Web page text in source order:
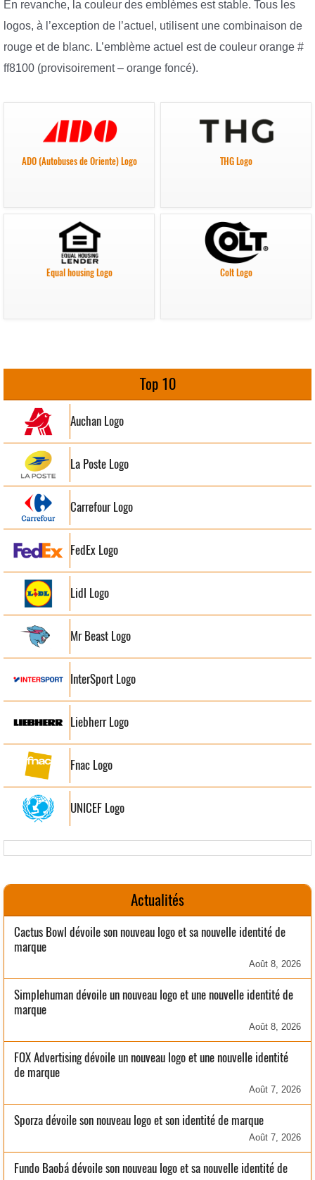
En revanche, la couleur des emblèmes est stable. Tous les
logos, à l’exception de l’actuel, utilisent une combinaison de
rouge et de blanc. L’emblème actuel est de couleur orange #
ff8100 (provisoirement – orange foncé).
ADO (Autobuses de Oriente) Logo THG Logo
Equal housing Logo Colt Logo
Top 10
Auchan Logo
La Poste Logo
Carrefour Logo
FedEx Logo
Lidl Logo
Mr Beast Logo
InterSport Logo
Liebherr Logo
Fnac Logo
UNICEF Logo
Actualités
Cactus Bowl dévoile son nouveau logo et sa nouvelle identité de
marque
Août 8, 2026
Simplehuman dévoile un nouveau logo et une nouvelle identité de
marque
Août 8, 2026
FOX Advertising dévoile un nouveau logo et une nouvelle identité
de marque
Août 7, 2026
Sporza dévoile son nouveau logo et son identité de marque
Août 7, 2026
Fundo Baobá dévoile son nouveau logo et sa nouvelle identité de